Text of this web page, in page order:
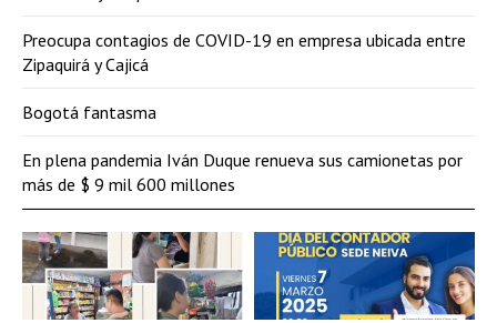
Preocupa contagios de COVID-19 en empresa ubicada entre
Zipaquirá y Cajicá
Bogotá fantasma
En plena pandemia Iván Duque renueva sus camionetas por
más de $ 9 mil 600 millones